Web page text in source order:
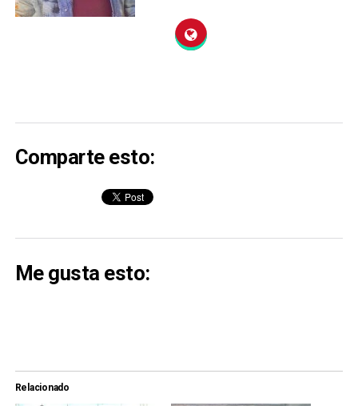
Comparte esto:
Me gusta esto:
Relacionado